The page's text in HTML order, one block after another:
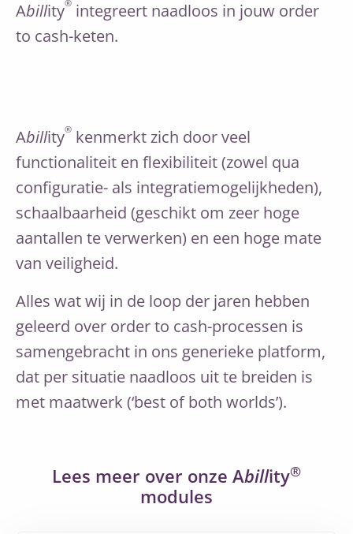
Abillity® integreert naadloos in jouw order
to cash-keten.
Abillity® kenmerkt zich door veel
functionaliteit en flexibiliteit (zowel qua
configuratie- als integratiemogelijkheden),
schaalbaarheid (geschikt om zeer hoge
aantallen te verwerken) en een hoge mate
van veiligheid.
Alles wat wij in de loop der jaren hebben
geleerd over order to cash-processen is
samengebracht in ons generieke platform,
dat per situatie naadloos uit te breiden is
met maatwerk (‘best of both worlds’).
Lees meer over onze Abillity®
modules